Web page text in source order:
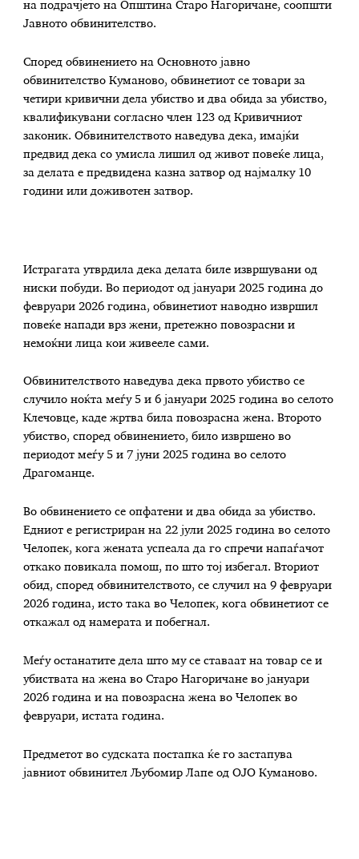
на подрачјето на Општина Старо Нагоричане, соопшти
Јавното обвинителство.
Според обвинението на Основното јавно
обвинителство Куманово, обвинетиот се товари за
четири кривични дела убиство и два обида за убиство,
квалификувани согласно член 123 од Кривичниот
законик. Обвинителството наведува дека, имајќи
предвид дека со умисла лишил од живот повеќе лица,
за делата е предвидена казна затвор од најмалку 10
години или доживотен затвор.
Истрагата утврдила дека делата биле извршувани од
ниски побуди. Во периодот од јануари 2025 година до
февруари 2026 година, обвинетиот наводно извршил
повеќе напади врз жени, претежно повозрасни и
немоќни лица кои живееле сами.
Обвинителството наведува дека првото убиство се
случило ноќта меѓу 5 и 6 јануари 2025 година во селото
Клечовце, каде жртва била повозрасна жена. Второто
убиство, според обвинението, било извршено во
периодот меѓу 5 и 7 јуни 2025 година во селото
Драгоманце.
Во обвинението се опфатени и два обида за убиство.
Едниот е регистриран на 22 јули 2025 година во селото
Челопек, кога жената успеала да го спречи напаѓачот
откако повикала помош, по што тој избегал. Вториот
обид, според обвинителството, се случил на 9 февруари
2026 година, исто така во Челопек, кога обвинетиот се
откажал од намерата и побегнал.
Меѓу останатите дела што му се ставаат на товар се и
убиствата на жена во Старо Нагоричане во јануари
2026 година и на повозрасна жена во Челопек во
февруари, истата година.
Предметот во судската постапка ќе го застапува
јавниот обвинител Љубомир Лапе од ОЈО Куманово.